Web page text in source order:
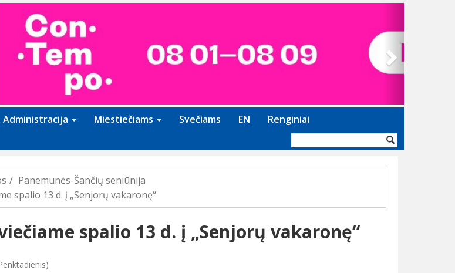
Administracija Miestiečiams Svečiams EN Renginiai
forma
Panemunės-Šančių seniūnija
spalio 13 d. į „Senjorų vakaronę“
spalio 13 d. į „Senjorų vakaronę“